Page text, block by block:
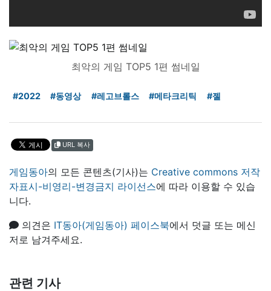
최악의 게임 TOP5 1편 썸네일
#2022 #동영상 #레고브롤스 #메타크리틱 #젤
URL 복사
게임동아의 모든 콘텐츠(기사)는 Creative commons 저작
자표시-비영리-변경금지 라이선스에 따라 이용할 수 있습
니다.
의견은 IT동아(게임동아) 페이스북에서 덧글 또는 메신
저로 남겨주세요.
관련 기사